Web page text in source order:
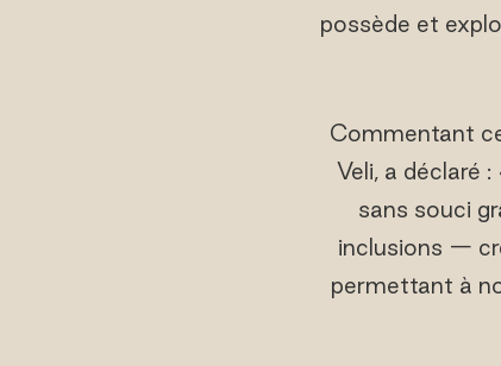
possède et
Commentant
Veli, a déclaré
sans souci
inclusions —
permettant à